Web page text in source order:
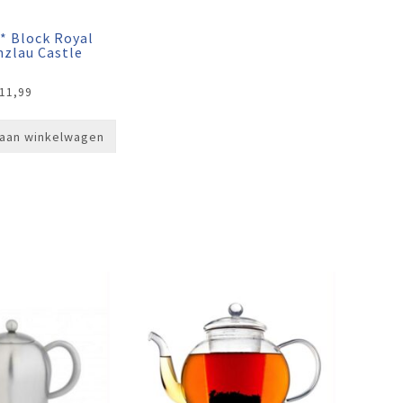
Block Royal
Castle
11,99
winkelwagen